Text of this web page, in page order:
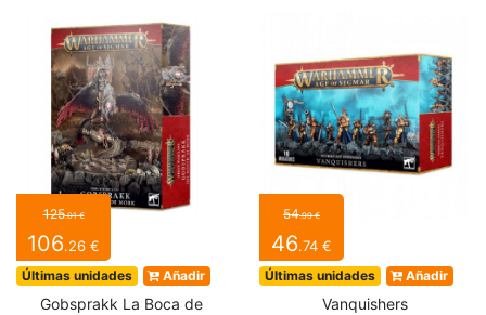
125.01 €
106.26 €
Últimas unidades Añadir
Gobsprakk La Boca de
54.99 €
46.74 €
Últimas unidades Añadir
Vanquishers